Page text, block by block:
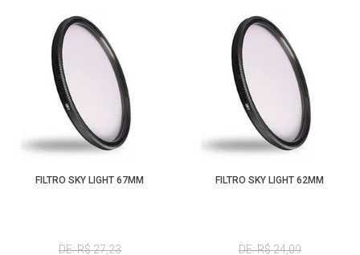
FILTRO SKY LIGHT 67MM
DE: R$ 27,23
FILTRO SKY LIGHT 62MM
DE: R$ 24,09